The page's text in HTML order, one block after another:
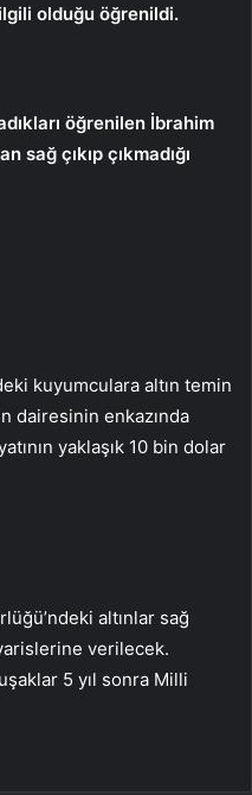
olduğu öğrenildi.
öğrenilen İbrahim
sağ çıkıp çıkmadığı
kuyumculara altın temin
dairesinin enkazında
yaklaşık 10 bin dolar
altınlar sağ
verilecek.
5 yıl sonra Milli